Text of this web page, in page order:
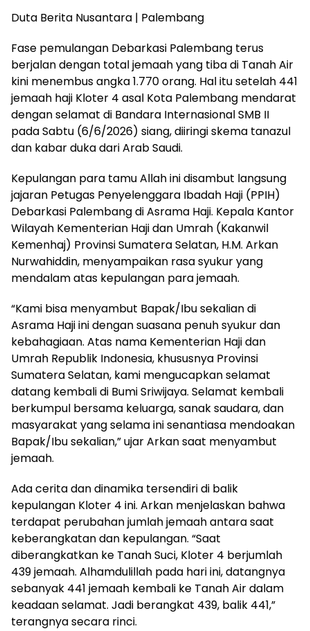
Duta Berita Nusantara | Palembang
Fase pemulangan Debarkasi Palembang terus
berjalan dengan total jemaah yang tiba di Tanah Air
kini menembus angka 1.770 orang. Hal itu setelah 441
jemaah haji Kloter 4 asal Kota Palembang mendarat
dengan selamat di Bandara Internasional SMB II
pada Sabtu (6/6/2026) siang, diiringi skema tanazul
dan kabar duka dari Arab Saudi.
Kepulangan para tamu Allah ini disambut langsung
jajaran Petugas Penyelenggara Ibadah Haji (PPIH)
Debarkasi Palembang di Asrama Haji. Kepala Kantor
Wilayah Kementerian Haji dan Umrah (Kakanwil
Kemenhaj) Provinsi Sumatera Selatan, H.M. Arkan
Nurwahiddin, menyampaikan rasa syukur yang
mendalam atas kepulangan para jemaah.
“Kami bisa menyambut Bapak/Ibu sekalian di
Asrama Haji ini dengan suasana penuh syukur dan
kebahagiaan. Atas nama Kementerian Haji dan
Umrah Republik Indonesia, khususnya Provinsi
Sumatera Selatan, kami mengucapkan selamat
datang kembali di Bumi Sriwijaya. Selamat kembali
berkumpul bersama keluarga, sanak saudara, dan
masyarakat yang selama ini senantiasa mendoakan
Bapak/Ibu sekalian,” ujar Arkan saat menyambut
jemaah.
Ada cerita dan dinamika tersendiri di balik
kepulangan Kloter 4 ini. Arkan menjelaskan bahwa
terdapat perubahan jumlah jemaah antara saat
keberangkatan dan kepulangan. “Saat
diberangkatkan ke Tanah Suci, Kloter 4 berjumlah
439 jemaah. Alhamdulillah pada hari ini, datangnya
sebanyak 441 jemaah kembali ke Tanah Air dalam
keadaan selamat. Jadi berangkat 439, balik 441,”
terangnya secara rinci.